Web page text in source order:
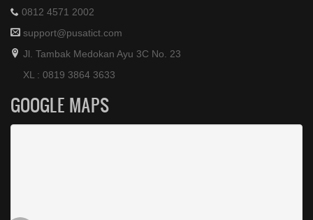
0812 4571 2002
support@pusatict.com
Jl. Tambak Medokan Ayu 3C No. 23
XL : 0819 3864 3633
GOOGLE MAPS